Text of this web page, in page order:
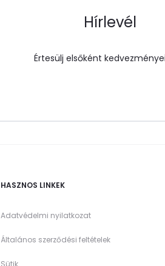
Hírlevél
Értesülj elsőként
HASZNOS LINKEK
Adatvédelmi nyilatkozat
Általános szerződési feltételek